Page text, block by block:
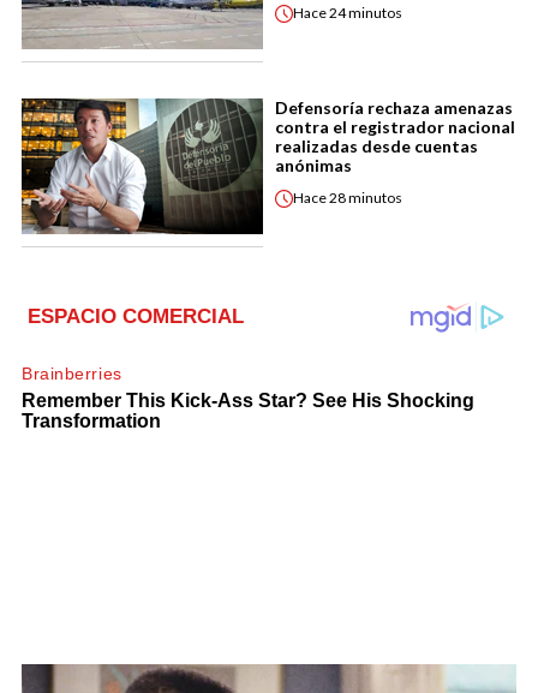
Hace24 minutos
Defensoría rechaza amenazas
contra el registrador nacional
realizadas desde cuentas
anónimas
Hace28 minutos